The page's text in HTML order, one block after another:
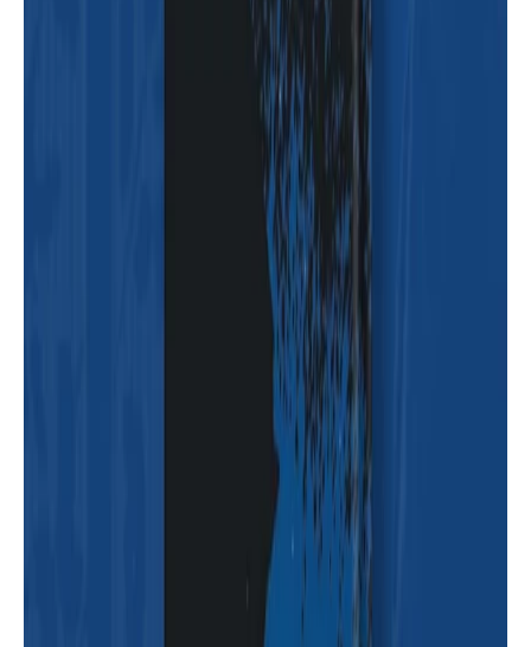
تحميل وقراءة كتاب ثلة من الأولين تأليف
/ خالد بن شعبان لحيمر | دار أسرد
للدكتورة حنان لاشين | دار أسرد |